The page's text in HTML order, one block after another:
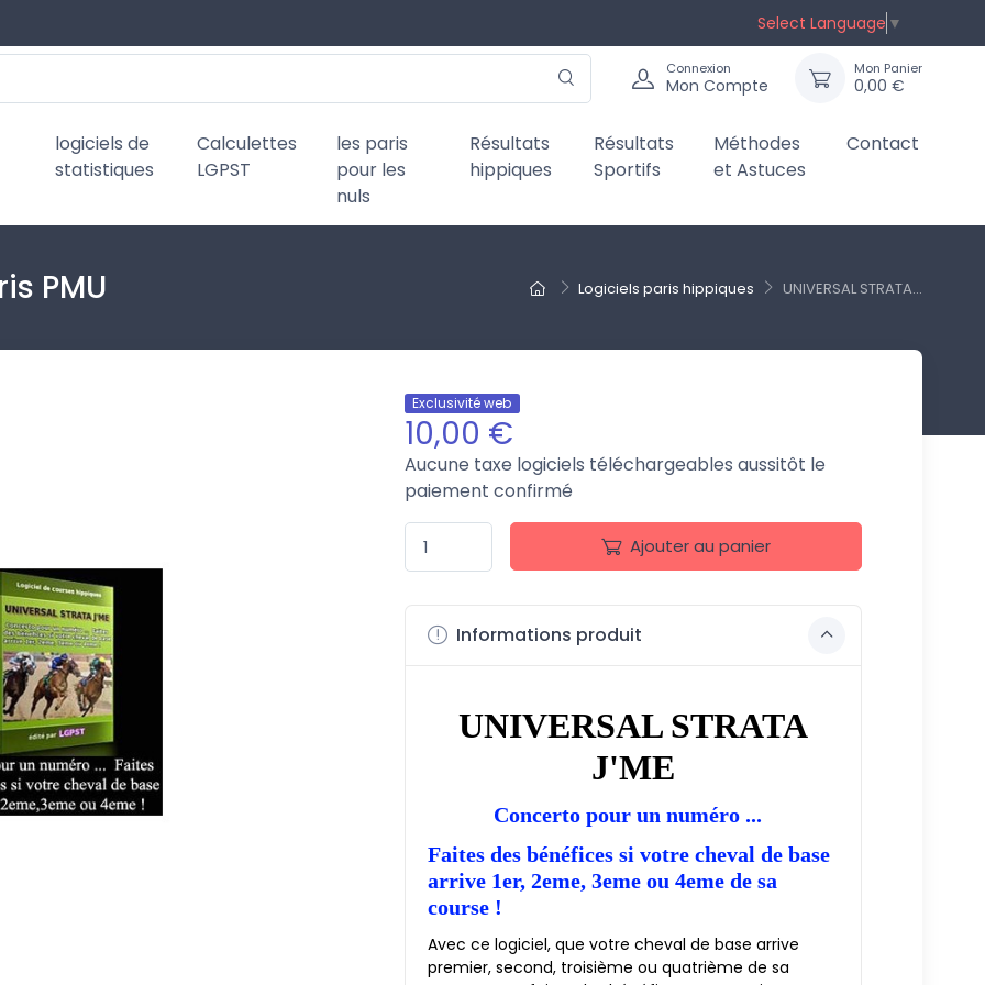
Select Language ▼
Connexion
Mon Compte
Mon Panier
0,00 €
logiciels de
statistiques
Calculettes
LGPST
les paris
pour les
nuls
Résultats
hippiques
Résultats
Sportifs
Méthodes
et Astuces
Contact
Logiciels paris hippiques UNIVERSAL STRATA...
PMU
Exclusivité web
10,00 €
Aucune taxe logiciels téléchargeables aussitôt le
paiement confirmé
Ajouter au panier
Informations produit
UNIVERSAL STRATA
J'ME
Concerto pour un numéro ...
Faites des bénéfices si votre cheval de base
arrive 1er, 2eme, 3eme ou 4eme de sa
course !
Avec ce logiciel, que votre cheval de base arrive
premier, second, troisième ou quatrième de sa